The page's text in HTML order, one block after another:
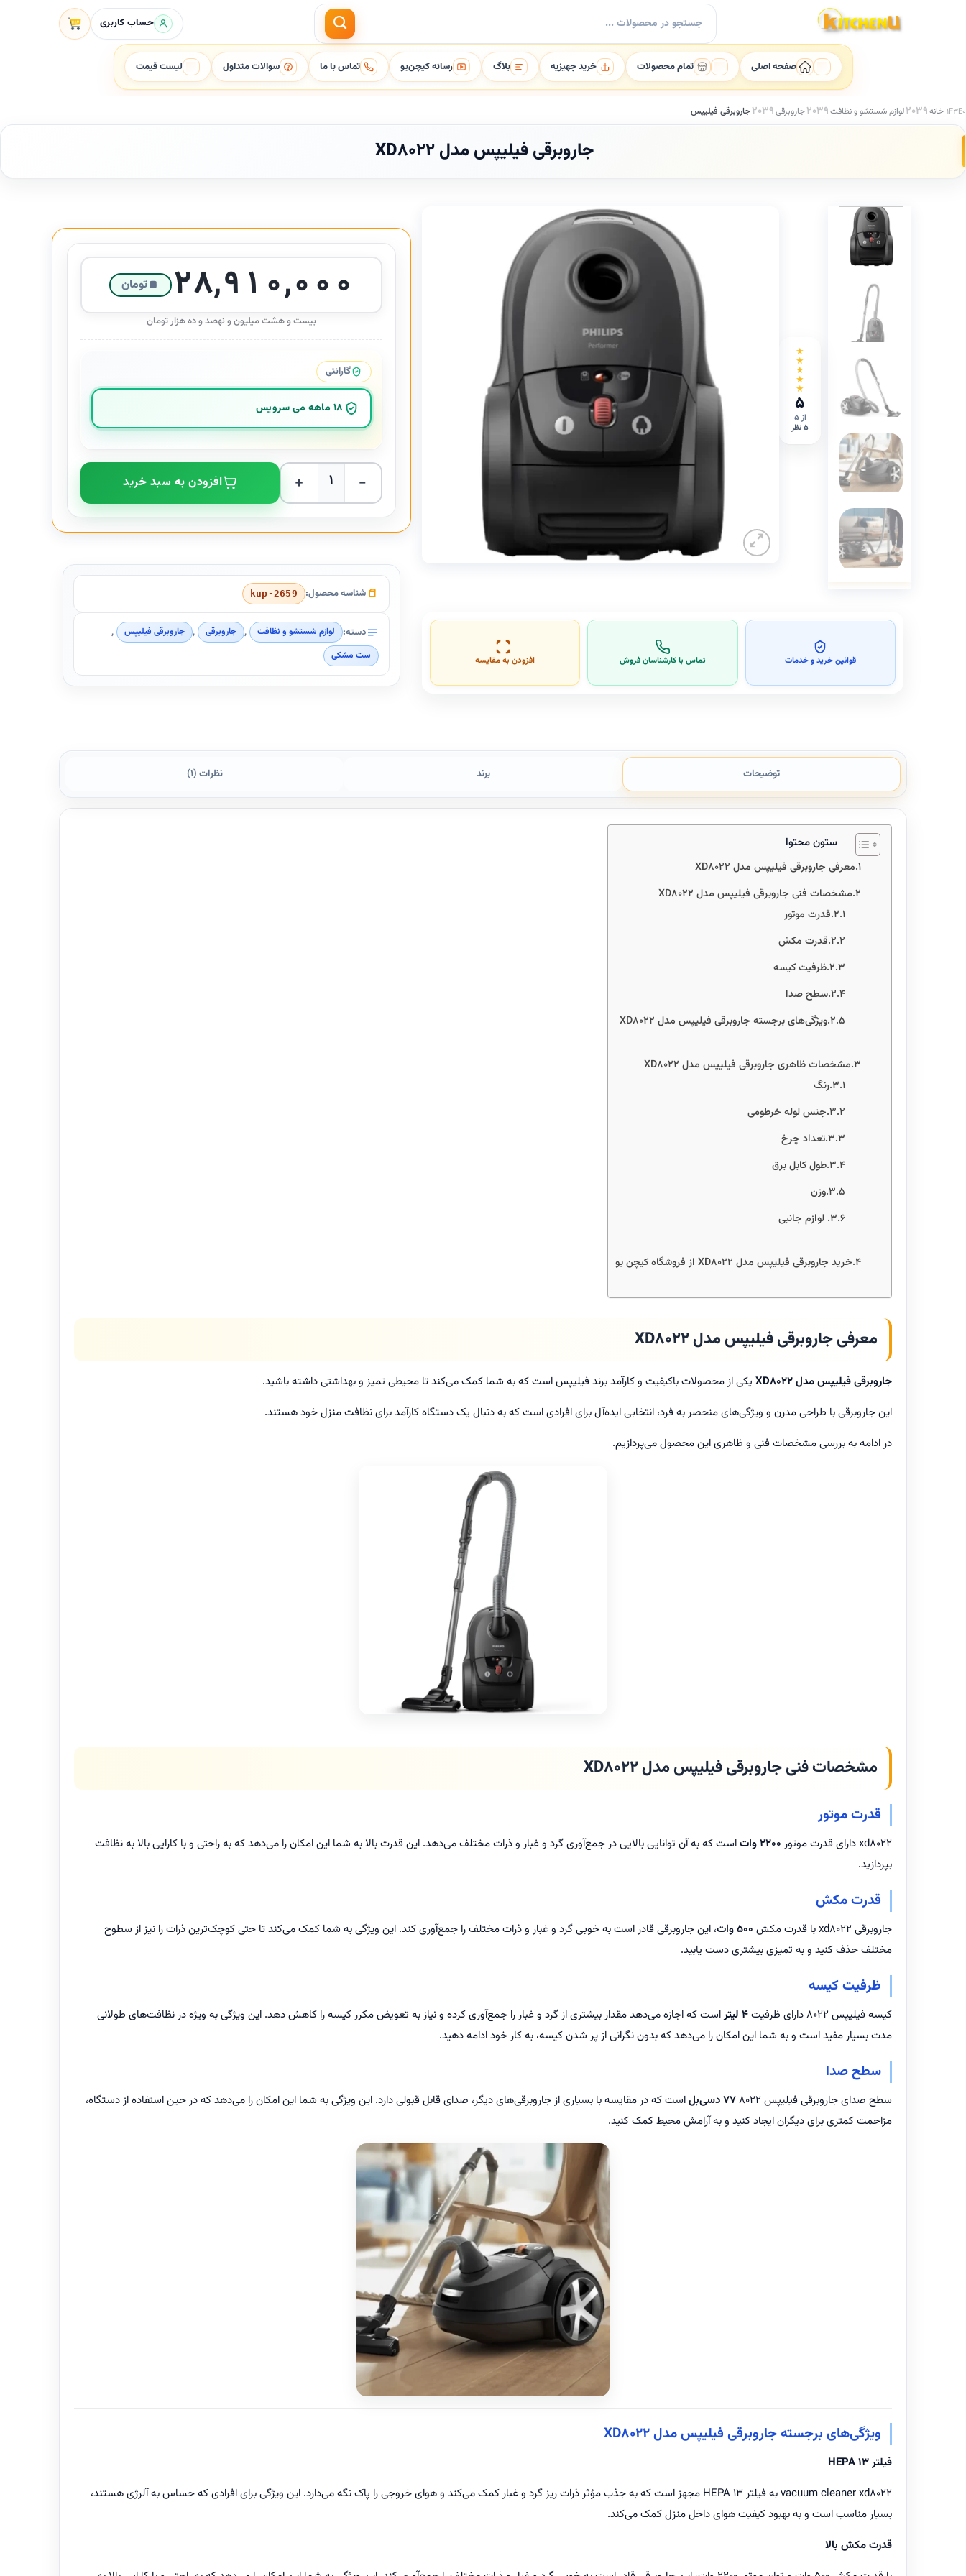
برای:
حساب کاربری
صفحه اصلی تمام محصولات خرید جهیزیه بلاگ رسانه کیچن‌یو تماس با ما سوالات متداول لیست قیمت
خانه لوازم شستشو و نظافت جاروبرقی جاروبرقی فیلیپس
جاروبرقی فیلیپس مدل XD8022
★
★
★
★
★
۵
از ۵
۵ نظر
قوانین خرید و خدمات تماس با کارشناسان فروش افزودن به مقایسه
۲۸,۹۱۰,۰۰۰ تومان
بیست و هشت میلیون و نهصد و ده هزار تومان
گارانتی
18 ماهه می سرویس
جاروبرقی فیلیپس مدل XD8022 عدد
افزودن به سبد خرید
شناسه محصول: kup-2659
دسته: لوازم شستشو و نظافت , جاروبرقی , جاروبرقی فیلیپس ,
ست مشکی
توضیحات برند نظرات (1)
ستون محتوا
معرفی جاروبرقی فیلیپس مدل XD8022
مشخصات فنی جاروبرقی فیلیپس مدل XD8022
قدرت موتور
قدرت مکش
ظرفیت کیسه
سطح صدا
ویژگی‌های برجسته جاروبرقی فیلیپس مدل XD8022
مشخصات ظاهری جاروبرقی فیلیپس مدل XD8022
رنگ
جنس لوله خرطومی
تعداد چرخ
طول کابل برق
وزن
لوازم جانبی
خرید جاروبرقی فیلیپس مدل XD8022 از فروشگاه کیچن یو
معرفی جاروبرقی فیلیپس مدل XD8022
جاروبرقی فیلیپس مدل XD8022
یکی از محصولات باکیفیت و کارآمد برند فیلیپس است که به شما کمک می‌کند تا محیطی تمیز و بهداشتی داشته باشید.
این جاروبرقی با طراحی مدرن و ویژگی‌های منحصر به فرد، انتخابی ایده‌آل برای افرادی است که به دنبال یک دستگاه کارآمد برای نظافت منزل خود هستند.
در ادامه به بررسی مشخصات فنی و ظاهری این محصول می‌پردازیم.
مشخصات فنی جاروبرقی فیلیپس مدل XD8022
قدرت موتور
xd8022 دارای قدرت موتور ۲۲۰۰ وات
است که به آن توانایی بالایی در جمع‌آوری گرد و غبار و ذرات مختلف می‌دهد. این قدرت بالا به شما این امکان را می‌دهد که به راحتی و با کارایی بالا به نظافت
بپردازید.
قدرت مکش
جاروبرقی xd8022 با قدرت مکش ۵۰۰ وات
، این جاروبرقی قادر است به خوبی گرد و غبار و ذرات مختلف را جمع‌آوری کند. این ویژگی به شما کمک می‌کند تا حتی کوچک‌ترین ذرات را نیز از سطوح
مختلف حذف کنید و به تمیزی بیشتری دست یابید.
ظرفیت کیسه
کیسه فیلیپس 8022 دارای ظرفیت ۴ لیتر
است که اجازه می‌دهد مقدار بیشتری از گرد و غبار را جمع‌آوری کرده و نیاز به تعویض مکرر کیسه را کاهش دهد. این ویژگی به ویژه در نظافت‌های طولانی
مدت بسیار مفید است و به شما این امکان را می‌دهد که بدون نگرانی از پر شدن کیسه، به کار خود ادامه دهید.
سطح صدا
سطح صدای جاروبرقی فیلیپس 8022 ۷۷ دسی‌بل
است که در مقایسه با بسیاری از جاروبرقی‌های دیگر، صدای قابل قبولی دارد. این ویژگی به شما این امکان را می‌دهد که در حین استفاده از دستگاه،
مزاحمت کمتری برای دیگران ایجاد کنید و به آرامش محیط کمک کنید.
ویژگی‌های برجسته جاروبرقی فیلیپس مدل XD8022
فیلتر HEPA ۱۳
vacuum cleaner xd8022 به فیلتر HEPA ۱۳ مجهز است که به جذب مؤثر ذرات ریز گرد و غبار کمک می‌کند و هوای خروجی را پاک نگه می‌دارد. این ویژگی برای افرادی که حساس به آلرژی هستند،
بسیار مناسب است و به بهبود کیفیت هوای داخل منزل کمک می‌کند.
قدرت مکش بالا